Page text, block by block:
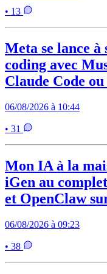
• 13
Meta se lance à
coding avec
Claude Code
06/08/2026 à 10:44
• 31
Mon IA à la
iGen au
et OpenClaw
06/08/2026 à 09:23
• 38